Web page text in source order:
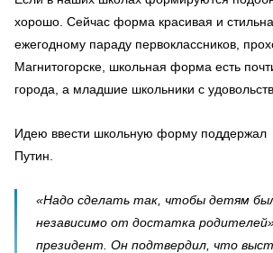
хорошо. Сейчас форма красивая и
ежегодному параду первоклассников,
Магнитогорске, школьная форма есть
города, а младшие школьники с
Идею ввести школьную форму
Путин.
«Надо сделать так, чтобы детям
независимо от достатка
президент. Он подтвердил, что